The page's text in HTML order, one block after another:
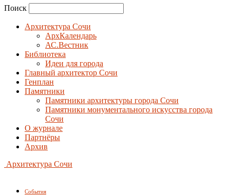
Поиск
Архитектура Сочи
АрхКалендарь
АС.Вестник
Библиотека
Идеи для города
Главный архитектор Сочи
Генплан
Памятники
Памятники архитектуры города Сочи
Памятники монументального искусства города
Сочи
О журнале
Партнёры
Архив
Архитектура Сочи
События